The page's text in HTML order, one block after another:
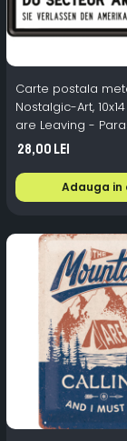
Carte postala
Nostalgic-Art,
are Leaving -
sectorul American
28,00 Lei
Adauga in